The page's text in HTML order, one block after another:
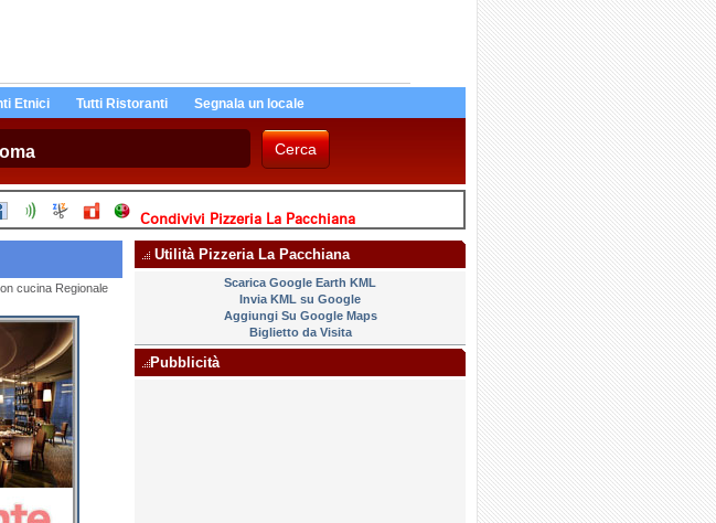
Etnici Tutti Ristoranti Segnala un locale
Condivivi Pizzeria La Pacchiana
cucina Regionale
Utilità Pizzeria La Pacchiana
Scarica Google Earth KML
Invia KML su Google
Aggiungi Su Google Maps
Biglietto da Visita
Pubblicità